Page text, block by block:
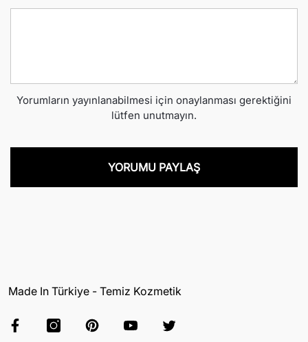
Yorumların yayınlanabilmesi için onaylanması gerektiğini
lütfen unutmayın.
Made In Türkiye - Temiz Kozmetik